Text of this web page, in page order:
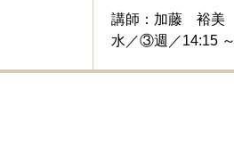
講師： 加藤 裕美
水／③週／14:15 ～